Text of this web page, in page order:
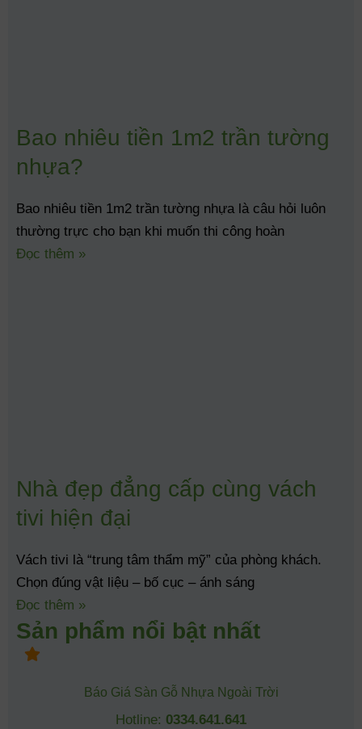
Bao nhiêu tiền 1m2 trần tường
nhựa?
Bao nhiêu tiền 1m2 trần tường nhựa là câu hỏi luôn
thường trực cho bạn khi muốn thi công hoàn
Đọc thêm »
Nhà đẹp đẳng cấp cùng vách
tivi hiện đại
Vách tivi là “trung tâm thẩm mỹ” của phòng khách.
Chọn đúng vật liệu – bố cục – ánh sáng
Đọc thêm »
Sản phẩm nổi bật nhất
Báo Giá Sàn Gỗ Nhựa Ngoài Trời
Hotline: 0334.641.641